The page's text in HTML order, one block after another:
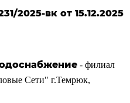
2025-вк от 15.12.2025
- филиал
Сети" г.Темрюк,